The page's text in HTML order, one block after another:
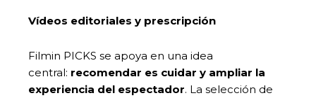
Vídeos editoriales y prescripción
Filmin PICKS se apoya en una idea
central: recomendar es cuidar y ampliar la
experiencia del espectador. La selección de